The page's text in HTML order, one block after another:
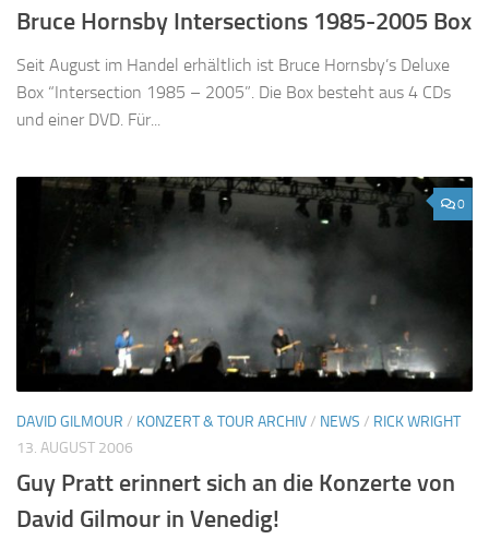
Bruce Hornsby Intersections 1985-2005 Box
Seit August im Handel erhältlich ist Bruce Hornsby’s Deluxe
Box “Intersection 1985 – 2005”. Die Box besteht aus 4 CDs
und einer DVD. Für...
0
DAVID GILMOUR / KONZERT & TOUR ARCHIV/ NEWS / RICK WRIGHT
13. AUGUST 2006
Guy Pratt erinnert sich an die Konzerte von
David Gilmour in Venedig!